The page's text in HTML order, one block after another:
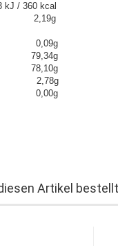
/ 360 kcal
0,09g
79,34g
78,10g
Artikel